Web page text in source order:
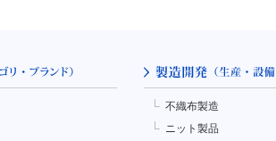
不織布製造
ニット製品